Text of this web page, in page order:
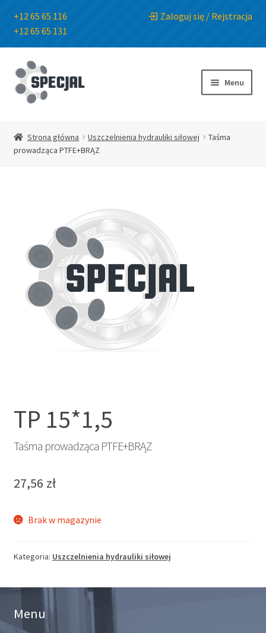
+12 65 65 116
+12 65 65 131
Zaloguj się / Rejstracja
Przejdź
do
nawigacji
Przejdź
do
treści
Menu
Sklep
Kontakt
Strona główna Uszczelnienia hydrauliki siłowej
Taśma
prowadząca PTFE+BRĄZ
TP 15*1,5
Taśma prowadząca PTFE+BRĄZ
27,56 zł
Brak w magazynie
Kategoria: Uszczelnienia hydrauliki siłowej
Menu